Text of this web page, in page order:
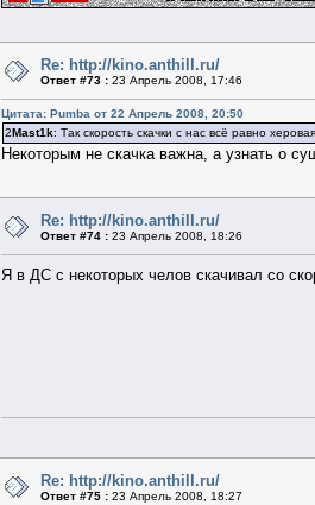
Re: http://kino.anthill.ru/
Ответ #73 : 23 Апрель 2008, 17:46
Цитата: Pumba от 22 Апрель 2008, 20:50
2Mast1k: Так скорость скачки с нас всё равно херовая
Некоторым не скачка важна, а узнать о
Re: http://kino.anthill.ru/
Ответ #74 : 23 Апрель 2008, 18:26
Я в ДС с некоторых челов скачивал со
Re: http://kino.anthill.ru/
Ответ #75 : 23 Апрель 2008, 18:27